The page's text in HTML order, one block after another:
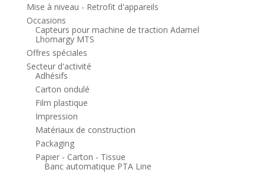
Mise à niveau - Retrofit d'appareils
Occasions
Capteurs pour machine de traction Adamel
Lhomargy MTS
Offres spéciales
Secteur d'activité
Adhésifs
Carton ondulé
Film plastique
Impression
Matériaux de construction
Packaging
Papier - Carton - Tissue
Banc automatique PTA Line